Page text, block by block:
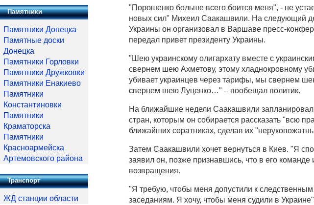
"Порошенко больше всего боится меня", - не
новых сил" Михеил Саакашвили. На следующий
Украины он организовал в Варшаве пресс-
передал привет президенту Украины.
"Шею украинскому олигархату вместе с
свернем шею Ахметову, этому хладнокровному
убивает украинцев через тарифы, мы свернем
свернем шею Луценко…" – пообещал политик.
На ближайшие недели Саакашвили запланировал
стран, которым он собирается рассказать "всю
ближайших соратниках, сделав их
Затем Саакашвили хочет вернуться в Киев. "Я
заявил он, позже признавшись, что в его
возвращения.
"Я требую, чтобы меня допустили к
заседаниям. Я хочу, чтобы меня судили в
Памятники
Памятники Донецка
Памятные доски
Донецка
Памятники Горловки
Памятники Дружковки
Памятники Енакиево
Памятники
Константиновки
Памятники
Краматорска
Памятники
Красноармейска
Артемовского района
Транспорт
ЖД станции области